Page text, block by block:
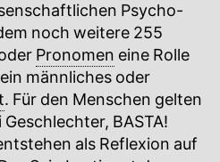
Psycho-
noch weitere 255
Pronomen eine Rolle
männliches oder
. Für den Menschen gelten
BASTA!
als Reflexion auf